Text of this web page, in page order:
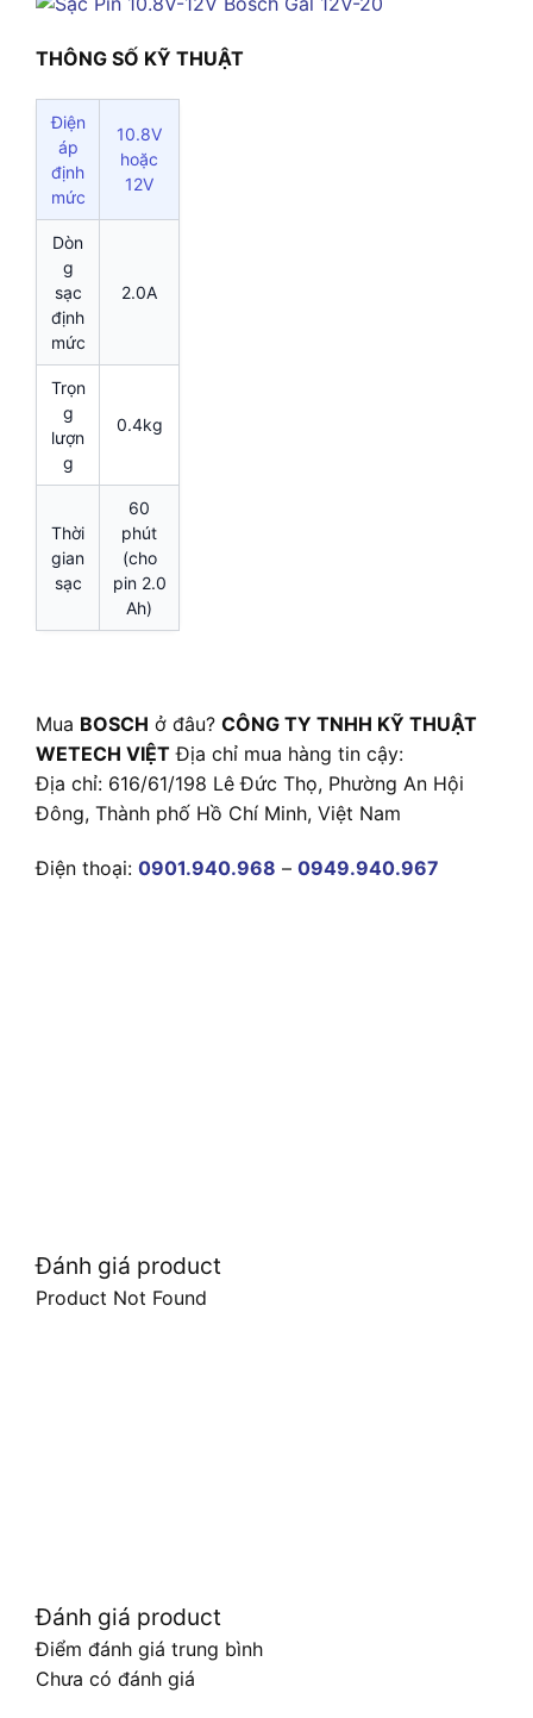
THÔNG SỐ KỸ THUẬT
Điện
áp
định
mức
10.8V
hoặc
12V
Dòn
g
sạc
định
mức
2.0A
Trọn
g
lượn
g
0.4kg
Thời
gian
sạc
60
phút
(cho
pin 2.0
Ah)
Mua BOSCH ở đâu? CÔNG TY TNHH KỸ THUẬT
WETECH VIỆT Địa chỉ mua hàng tin cậy:
Địa chỉ: 616/61/198 Lê Đức Thọ, Phường An Hội
Đông, Thành phố Hồ Chí Minh, Việt Nam
Điện thoại: 0901.940.968 – 0949.940.967
Đánh giá product
Product Not Found
Đánh giá product
Điểm đánh giá trung bình
Chưa có đánh giá